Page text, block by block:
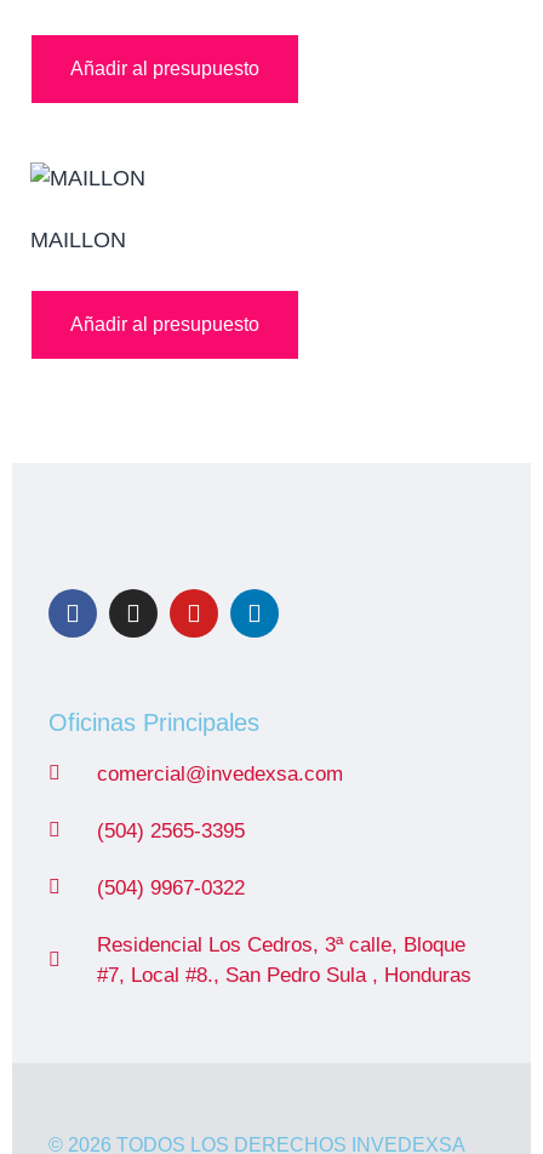
Añadir al presupuesto
MAILLON
Añadir al presupuesto
Oficinas Principales
comercial@invedexsa.com
(504) 2565-3395
(504) 9967-0322
Residencial Los Cedros, 3ª calle, Bloque
#7, Local #8., San Pedro Sula , Honduras
© 2026 TODOS LOS DERECHOS INVEDEXSA